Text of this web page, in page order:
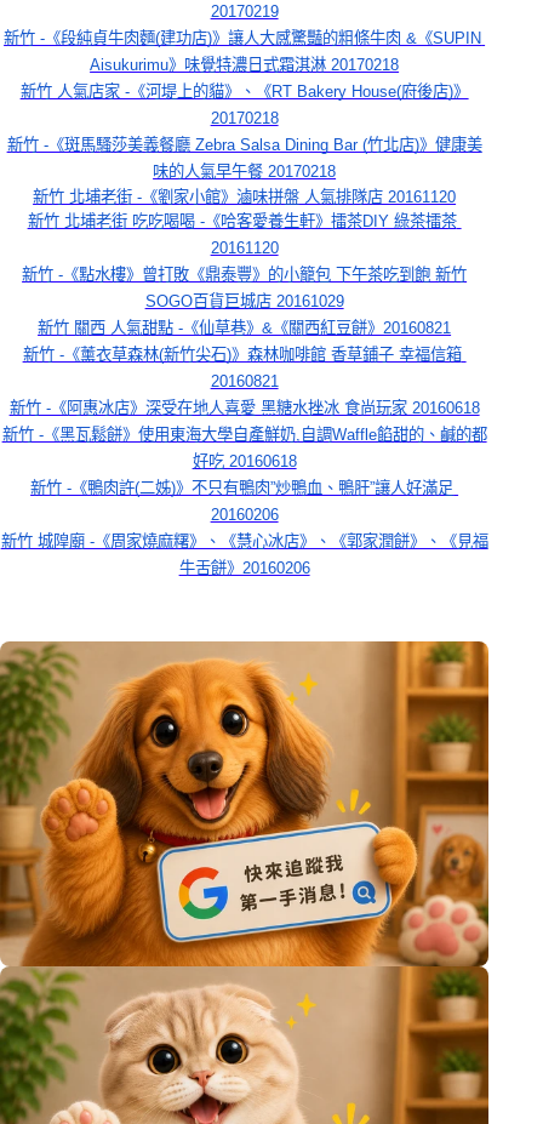
20170219
新竹 -《段純貞牛肉麵(建功店)》讓人大感驚豔的粗條牛肉 &《SUPIN
Aisukurimu》味覺特濃日式霜淇淋 20170218
新竹 人氣店家 -《河堤上的貓》、《RT Bakery House(府後店)》
20170218
新竹 -《斑馬騷莎美義餐廳 Zebra Salsa Dining Bar (竹北店)》健康美
味的人氣早午餐 20170218
新竹 北埔老街 -《劉家小館》滷味拼盤 人氣排隊店 20161120
新竹 北埔老街 吃吃喝喝 -《哈客愛養生軒》擂茶DIY 綠茶擂茶
20161120
新竹 -《點水樓》曾打敗《鼎泰豐》的小籠包 下午茶吃到飽 新竹
SOGO百貨巨城店 20161029
新竹 關西 人氣甜點 -《仙草巷》&《關西紅豆餅》20160821
新竹 -《薰衣草森林(新竹尖石)》森林咖啡館 香草鋪子 幸福信箱
20160821
新竹 -《阿惠冰店》深受在地人喜愛 黑糖水挫冰 食尚玩家 20160618
新竹 -《黑瓦鬆餅》使用東海大學自產鮮奶,自調Waffle餡甜的、鹹的都
好吃 20160618
新竹 -《鴨肉許(二姊)》不只有鴨肉”炒鴨血、鴨肝”讓人好滿足
20160206
新竹 城隍廟 -《周家燒麻糬》、《慧心冰店》、《郭家潤餅》、《見福
牛舌餅》20160206